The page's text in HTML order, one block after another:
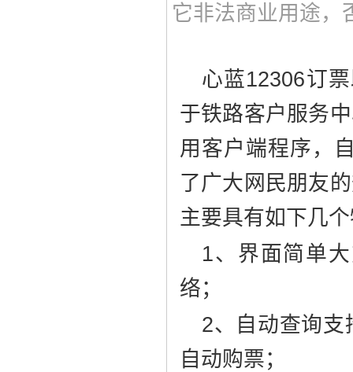
它非法商业用途，
心蓝12306订
于铁路客户服务
用客户端程序，
了广大网民朋友
主要具有如下几
1、界面简单
络；
2、自动查询支
自动购票；